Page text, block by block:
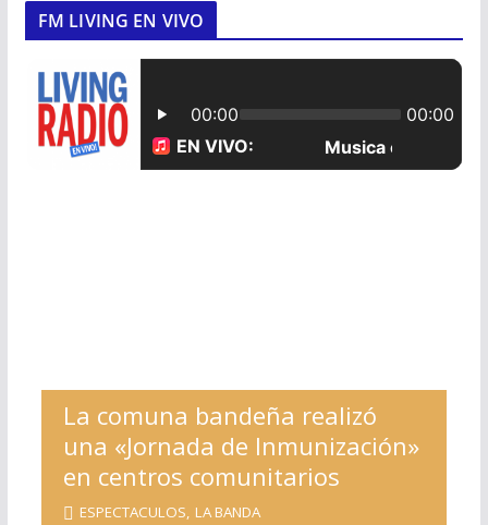
FM LIVING EN VIVO
La comuna bandeña realizó
una «Jornada de Inmunización»
en centros comunitarios
ESPECTACULOS, LA BANDA